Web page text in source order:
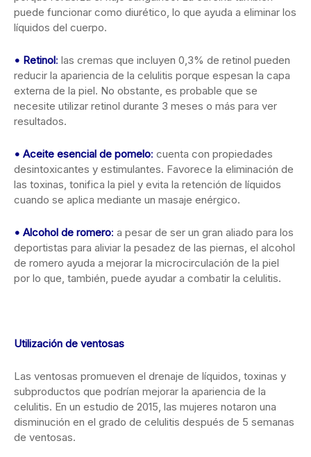
puede funcionar como diurético, lo que ayuda a eliminar los
líquidos del cuerpo.
• Retinol: las cremas que incluyen 0,3% de retinol pueden
reducir la apariencia de la celulitis porque espesan la capa
externa de la piel. No obstante, es probable que se
necesite utilizar retinol durante 3 meses o más para ver
resultados.
• Aceite esencial de pomelo: cuenta con propiedades
desintoxicantes y estimulantes. Favorece la eliminación de
las toxinas, tonifica la piel y evita la retención de líquidos
cuando se aplica mediante un masaje enérgico.
• Alcohol de romero: a pesar de ser un gran aliado para los
deportistas para aliviar la pesadez de las piernas, el alcohol
de romero ayuda a mejorar la microcirculación de la piel
por lo que, también, puede ayudar a combatir la celulitis.
Utilización de ventosas
Las ventosas promueven el drenaje de líquidos, toxinas y
subproductos que podrían mejorar la apariencia de la
celulitis. En un estudio de 2015, las mujeres notaron una
disminución en el grado de celulitis después de 5 semanas
de ventosas.